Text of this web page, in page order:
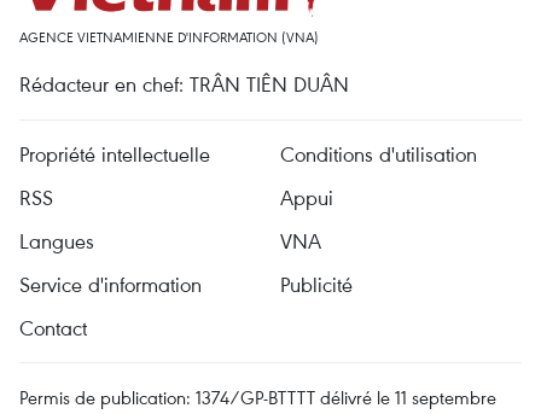
AGENCE VIETNAMIENNE D'INFORMATION (VNA)
Rédacteur en chef: TRÂN TIÊN DUÂN
Propriété intellectuelle
Conditions d'utilisation
RSS
Appui
Langues
VNA
Service d'information
Publicité
Contact
Permis de publication: 1374/GP-BTTTT délivré le 11 septembre